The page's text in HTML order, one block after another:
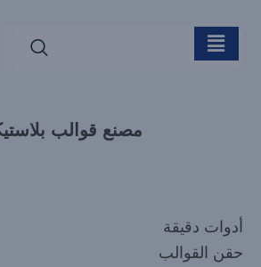
مصنع قوالب
أدوات دقيقة
حقن القوالب